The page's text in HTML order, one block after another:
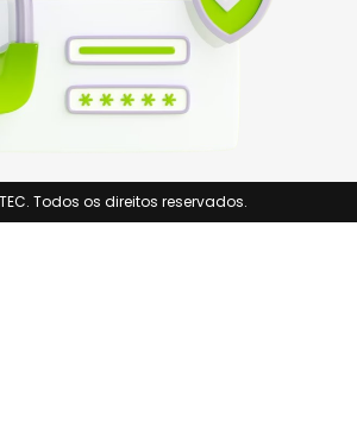
Todos os direitos reservados.